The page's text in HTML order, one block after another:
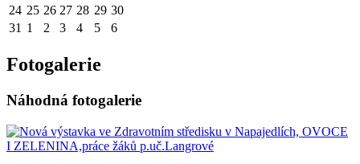
24 25 26 27 28 29 30
31 1 2 3 4 5 6
Fotogalerie
Náhodná fotogalerie